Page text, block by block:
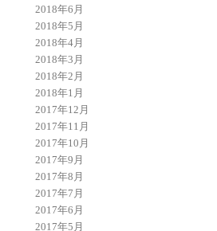
2018年6月
2018年5月
2018年4月
2018年3月
2018年2月
2018年1月
2017年12月
2017年11月
2017年10月
2017年9月
2017年8月
2017年7月
2017年6月
2017年5月